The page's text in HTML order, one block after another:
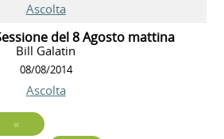
Ascolta
del 8 Agosto mattina
Bill Galatin
08/08/2014
Ascolta
«